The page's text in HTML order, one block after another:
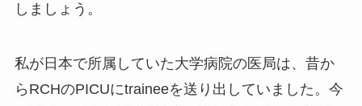
しましょう。
私が日本で所属していた大学病院の医局は、昔か
らRCHのPICUにtraineeを送り出していました。今